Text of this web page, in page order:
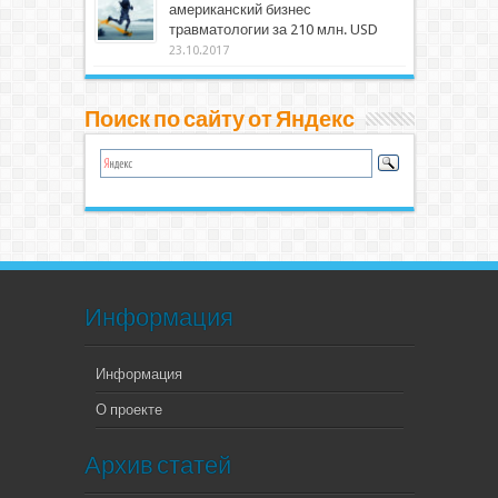
американский бизнес
травматологии за 210 млн. USD
23.10.2017
Поиск по сайту от Яндекс
Информация
Информация
О проекте
Архив статей